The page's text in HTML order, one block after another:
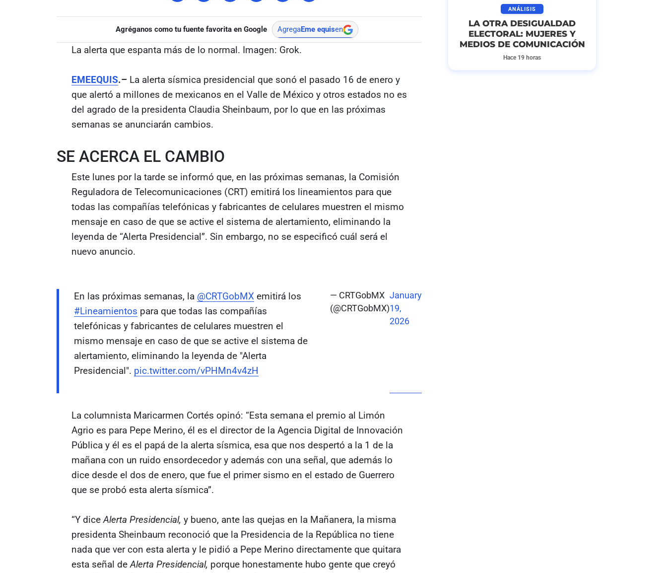
Agréganos como tu fuente favorita en Google AgregaEme equisen
La alerta que espanta más de lo normal. Imagen: Grok.
EMEEQUIS.– La alerta sísmica presidencial que sonó el pasado 16 de enero y
que alertó a millones de mexicanos en el Valle de México y otros estados no es
del agrado de la presidenta Claudia Sheinbaum, por lo que en las próximas
semanas se anunciarán cambios.
SE ACERCA EL CAMBIO
Este lunes por la tarde se informó que, en las próximas semanas, la Comisión
Reguladora de Telecomunicaciones (CRT) emitirá los lineamientos para que
todas las compañías telefónicas y fabricantes de celulares muestren el mismo
mensaje en caso de que se active el sistema de alertamiento, eliminando la
leyenda de “Alerta Presidencial”. Sin embargo, no se especificó cuál será el
nuevo anuncio.
En las próximas semanas, la @CRTGobMX emitirá los
#Lineamientos para que todas las compañías
telefónicas y fabricantes de celulares muestren el
mismo mensaje en caso de que se active el sistema de
alertamiento, eliminando la leyenda de "Alerta
Presidencial". pic.twitter.com/vPHMn4v4zH
— CRTGobMX
(@CRTGobMX)
January
19,
2026
La columnista Maricarmen Cortés opinó: “Esta semana el premio al Limón
Agrio es para Pepe Merino, él es el director de la Agencia Digital de Innovación
Pública y él es el papá de la alerta sísmica, esa que nos despertó a la 1 de la
mañana con un ruido ensordecedor y además con una señal, que además lo
dice desde el dos de enero, que fue el primer sismo en el estado de Guerrero
que se probó esta alerta sísmica”.
“Y diceAlerta Presidencial, y bueno, ante las quejas en la Mañanera, la misma
presidenta Sheinbaum reconoció que la Presidencia de la República no tiene
nada que ver con esta alerta y le pidió a Pepe Merino directamente que quitara
esta señal deAlerta Presidencial, porque honestamente hubo gente que creyó
ANÁLISIS
LA OTRA DESIGUALDAD
ELECTORAL: MUJERES Y
MEDIOS DE COMUNICACIÓN
Hace 19 horas